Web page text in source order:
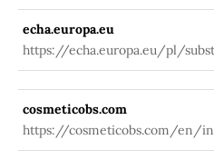
echa.europa.eu
https://echa.europa.eu/pl/
information/-/substanceinfo/
cosmeticobs.com
https://cosmeticobs.com/en/
668